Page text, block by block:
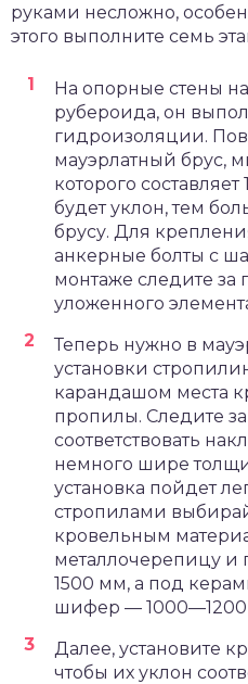
руками несложно,
этого выполните семь
На опорные стены
рубероида, он
гидроизоляции.
мауэрлатный брус,
которого
будет уклон, тем
брусу. Для
анкерные болты с
монтаже следите за
уложенного
Теперь нужно в
установки
карандашом места
пропилы. Следите
соответствовать
немного шире
установка пойдет
стропилами
кровельным
металлочерепицу и
1500 мм, а под
шифер —
Далее, установите
чтобы их уклон